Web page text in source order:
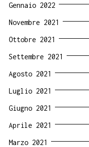
Gennaio 2022
Novembre 2021
Ottobre 2021
Settembre 2021
Agosto 2021
Luglio 2021
Giugno 2021
Aprile 2021
Marzo 2021